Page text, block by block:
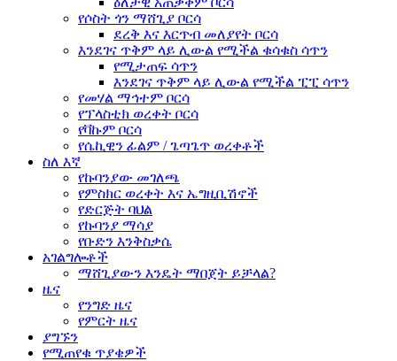
የሶስት ጎን ማሸጊያ ቦርሳ
ደረቅ እና እርጥብ መለያየት ቦርሳ
እንደገና ጥቅም ላይ ሊውል የሚችል ቁሳቁስ ሳጥን
የሚታጠፍ ሳጥን
እንደገና ጥቅም ላይ ሊውል የሚችል ፒፒ ሳጥን
የመሃል ማኅተም ቦርሳ
የፕላስቲክ ወረቀት ቦርሳ
የቫኩም ቦርሳ
የሴኪዊን ፊልም / ጌጣጌጥ ወረቀቶች
ስለ እኛ
የኩባንያው መገለጫ
የምስክር ወረቀት እና ኤግዚቢሽኖች
የድርጅት ባህል
የኩባንያ ማሳያ
የቡድን እንቅስቃሴ
አገልግሎቶች
ማሸጊያውን እንዴት ማበጀት ይቻላል?
ዜና
የንግድ ዜና
የምርት ዜና
ያግኙን
የሚጠየቁ ጥያቄዎች